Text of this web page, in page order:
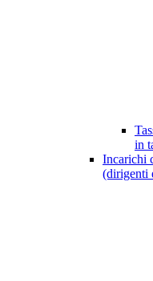
in
Incarichi
(dirigenti